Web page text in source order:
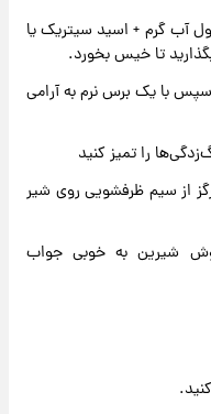
آب گرم + اسید سیتریک یا
سپس با یک برس نرم به آرامی
از سیم ظرفشویی روی شیر
شیرین به خوبی جواب